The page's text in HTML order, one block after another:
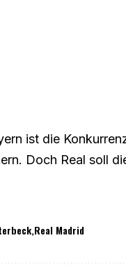
ist die
Doch Real soll
Real Madrid